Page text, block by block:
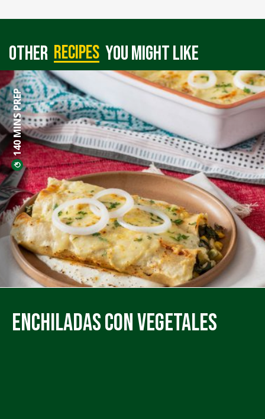
Other recipes you might like
140 MINS PREP
Enchiladas con Vegetales